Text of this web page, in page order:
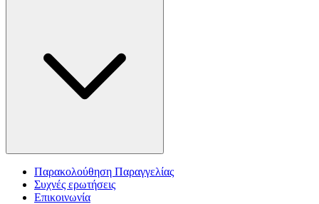
Παρακολούθηση Παραγγελίας
Συχνές ερωτήσεις
Επικοινωνία